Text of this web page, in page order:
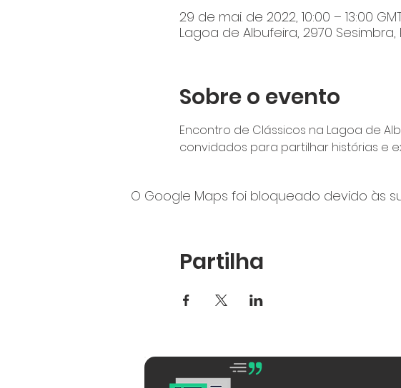
29 de mai. de 2022, 10:00 – 13:00
Lagoa de Albufeira, 2970 Sesimbra,
Sobre o evento
Encontro de Clássicos na Lagoa de
convidados para partilhar histórias e
O Google Maps foi bloqueado devido às
Partilha